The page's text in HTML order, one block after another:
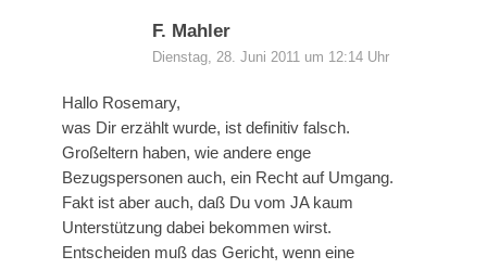
F. Mahler
Dienstag, 28. Juni 2011 um 12:14 Uhr
Hallo Rosemary,
was Dir erzählt wurde, ist definitiv falsch.
Großeltern haben, wie andere enge
Bezugspersonen auch, ein Recht auf Umgang.
Fakt ist aber auch, daß Du vom JA kaum
Unterstützung dabei bekommen wirst.
Entscheiden muß das Gericht, wenn eine